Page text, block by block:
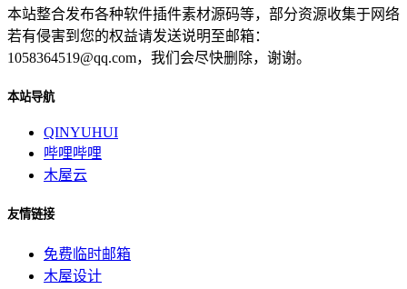
本站整合发布各种软件插件素材源码等，部分资源收集于网络
若有侵害到您的权益请发送说明至邮箱：
1058364519@qq.com，我们会尽快删除，谢谢。
本站导航
QINYUHUI
哔哩哔哩
木屋云
友情链接
免费临时邮箱
木屋设计